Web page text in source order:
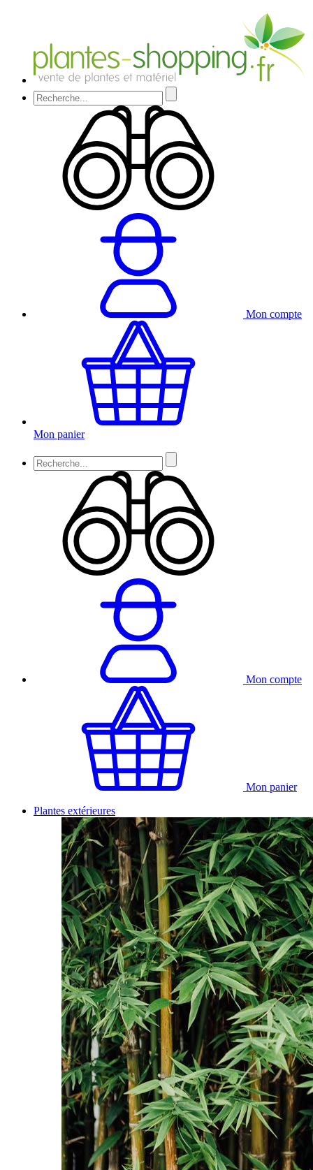
Mon compte
Mon panier
Mon compte
Mon panier
Plantes extérieures